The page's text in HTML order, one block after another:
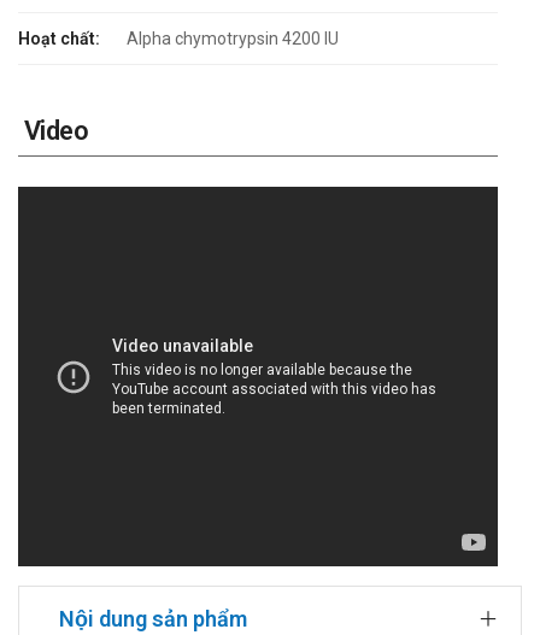
Hoạt chất: Alpha chymotrypsin 4200 IU
Video
Nội dung sản phẩm